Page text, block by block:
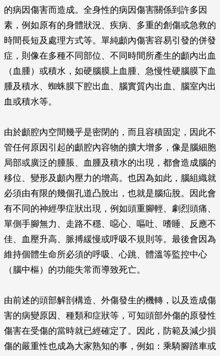
的病因傷害而造成。全身性的病因傷害關係到許多因
素，例如原有的身體狀況、疾病、多重的創傷或急救的
時間長短及處理方式等。單純顱內傷害容易引發的併發
症，則像在多種不同部位、不同時間所產生的顱內出血
（血腫）或積水，如硬腦膜上血腫、急慢性硬腦膜下血
腫及積水、蜘蛛膜下腔出血、腦實質內出血、腦室內出
血或積水等。
由於顱腔內空間幾乎是密閉的，而且容積固定，因此不
管任何原因引起的顱腔內容物的擴大增多，像是腦細胞
局部或廣泛的腫脹、血腫及積水的出現，都會造成腦的
移位、變形及顱內壓力的增高。也因為如此，腦組織就
必須由有限的幾個孔道凸脫出，也就是腦疝脫。因此會
有不同的神經學症狀出現，例如頭重腳輕、劇烈頭痛、
單側手腳無力、走路不穩、噁心、嘔吐、嗜睡、反應不
佳、血壓升高、脈搏緩慢或呼吸不規則等。最後會因為
維持個體生命所必須的呼吸、心跳、體溫等監控中心
（腦中樞）的功能失常而導致死亡。
由前述的頭部解剖構造、外傷發生的機轉，以及造成傷
害的病變原因、種類和症狀等，可知頭部外傷的原發性
傷害在受傷的當時就已經確定了。因此，防範及減少損
傷的嚴重性也成為大家熟知的事，例如：乘騎腳踏車或